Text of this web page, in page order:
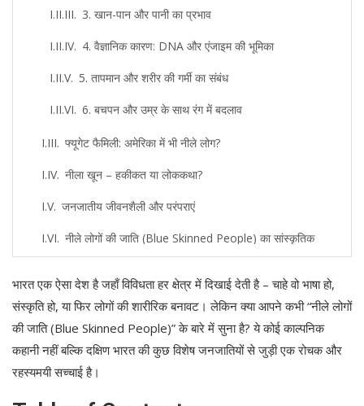
3. खान-पान और पानी का प्रभाव
4. वैज्ञानिक कारण: DNA और एंजाइम की भूमिका
5. तापमान और शरीर की गर्मी का संबंध
6. बचपन और उम्र के साथ रंग में बदलाव
फ्यूगेट फैमिली: अमेरिका में भी नीले लोग?
नीला खून – हकीकत या लोककथा?
जनजातीय जीवनशैली और परंपराएं
नीले लोगों की जाति (Blue Skinned People) का सांस्कृतिक
महत्व
ऐतिहासिक पृष्ठभूमि और धार्मिक प्रतीक
सामाजिक मान्यताएं और गलतफहमियां
समाज में पहचान और चुनौतियाँ
अनसुने तथ्य: नीले लोगों की जाति (Blue Skinned People) से
जुड़ी कम ज्ञात जानकारियाँ
भारत एक ऐसा देश है जहाँ विविधता हर क्षेत्र में दिखाई देती है – चाहे वो भाषा हो,
संस्कृति हो, या फिर लोगों की शारीरिक बनावट। लेकिन क्या आपने कभी “नीले लोगों
की जाति (Blue Skinned People)” के बारे में सुना है? ये कोई काल्पनिक
कहानी नहीं बल्कि दक्षिण भारत की कुछ विशेष जनजातियों से जुड़ी एक रोचक और
रहस्यमयी सच्चाई है।